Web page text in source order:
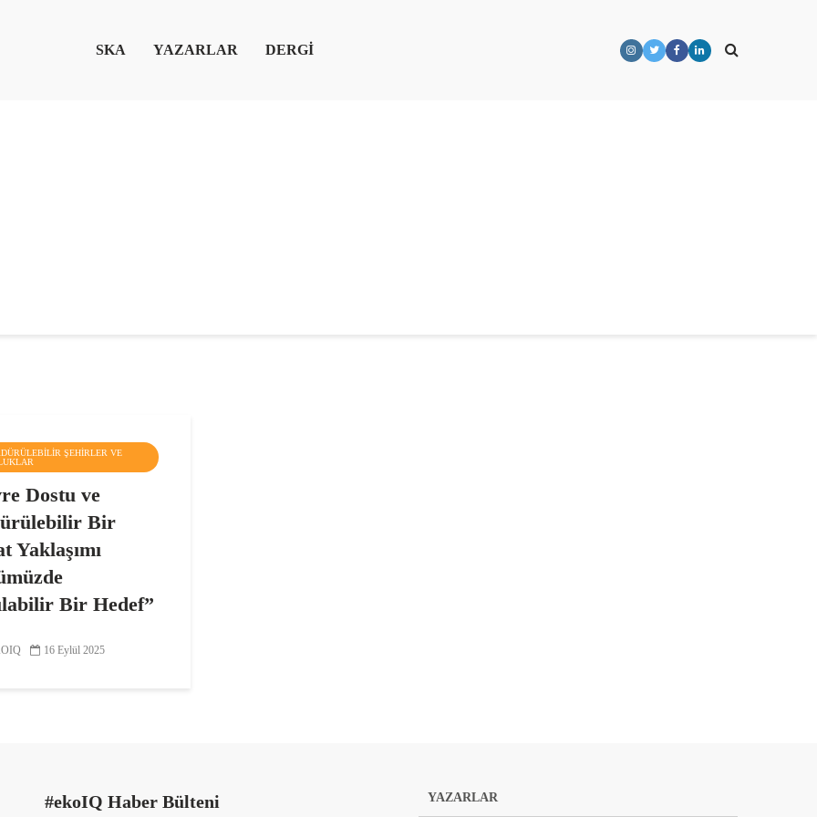
SKA YAZARLAR DERGİ
ŞEHIRLER VE
Dostu ve
Bir
Yaklaşımı
Bir Hedef”
dijital üretim
16 Eylül 2025
#ekoIQ Haber Bülteni YAZARLAR